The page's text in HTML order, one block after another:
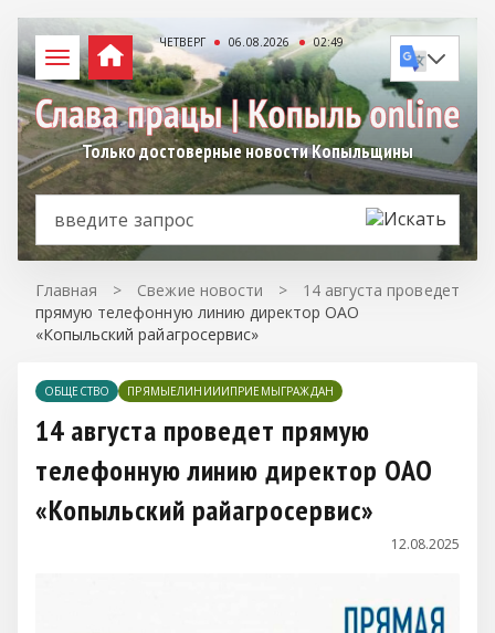
ЧЕТВЕРГ 06.08.2026 02:49
Только достоверные новости Копыльщины
Главная > Свежие новости >
14 августа проведет
прямую телефонную линию директор ОАО
«Копыльский райагросервис»
ОБЩЕСТВО ПРЯМЫЕЛИНИИИПРИЕМЫГРАЖДАН
14 августа проведет прямую
телефонную линию директор ОАО
«Копыльский райагросервис»
12.08.2025